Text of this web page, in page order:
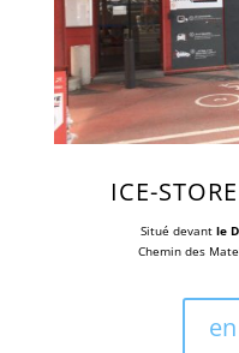
ICE-STORE
Situé devantle
Chemin des